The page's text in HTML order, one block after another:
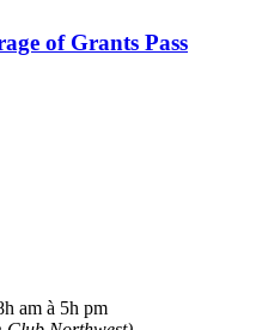
of Grants Pass
am à 5h pm